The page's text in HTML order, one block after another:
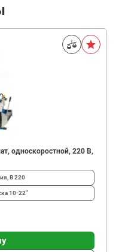
односкоростной, 220 В,
В220
10-22"